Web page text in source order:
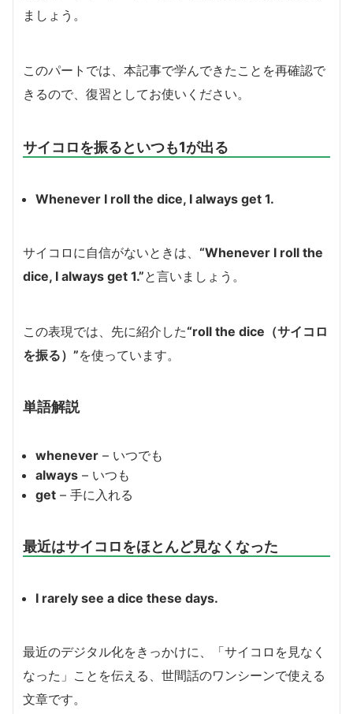
ましょう。
このパートでは、本記事で学んできたことを再確認で
きるので、復習としてお使いください。
サイコロを振るといつも1が出る
Whenever I roll the dice, I always get 1.
サイコロに自信がないときは、 “Whenever I roll the
dice, I always get 1.”と言いましょう。
この表現では、先に紹介した“roll the dice（サイコロ
を振る）”を使っています。
単語解説
whenever – いつでも
always – いつも
get – 手に入れる
最近はサイコロをほとんど見なくなった
I rarely see a dice these days.
最近のデジタル化をきっかけに、「サイコロを見なく
なった」ことを伝える、世間話のワンシーンで使える
文章です。